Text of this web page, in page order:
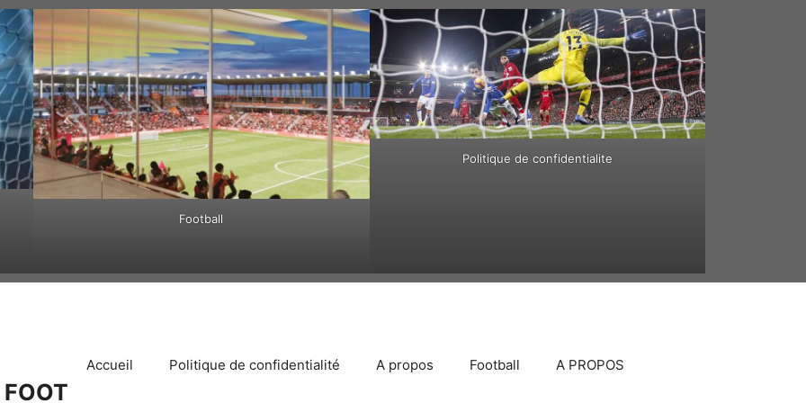
Football
Politique de confidentialite
Accueil Politique de confidentialité A propos Football A PROPOS